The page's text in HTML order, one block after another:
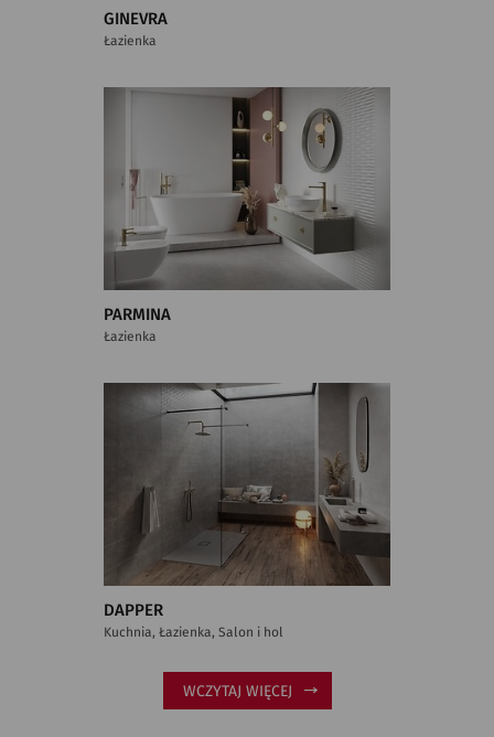
GINEVRA
Łazienka
PARMINA
Łazienka
DAPPER
Kuchnia, Łazienka, Salon i hol
WCZYTAJ WIĘCEJ